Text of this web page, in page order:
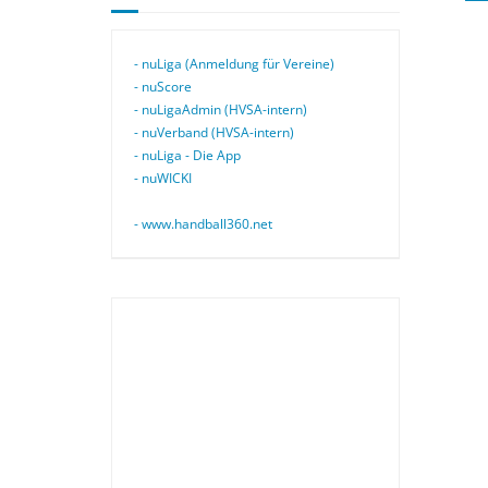
- nuLiga (Anmeldung für Vereine)
- nuScore
- nuLigaAdmin (HVSA-intern)
- nuVerband (HVSA-intern)
- nuLiga - Die App
- nuWICKI
- www.handball360.net